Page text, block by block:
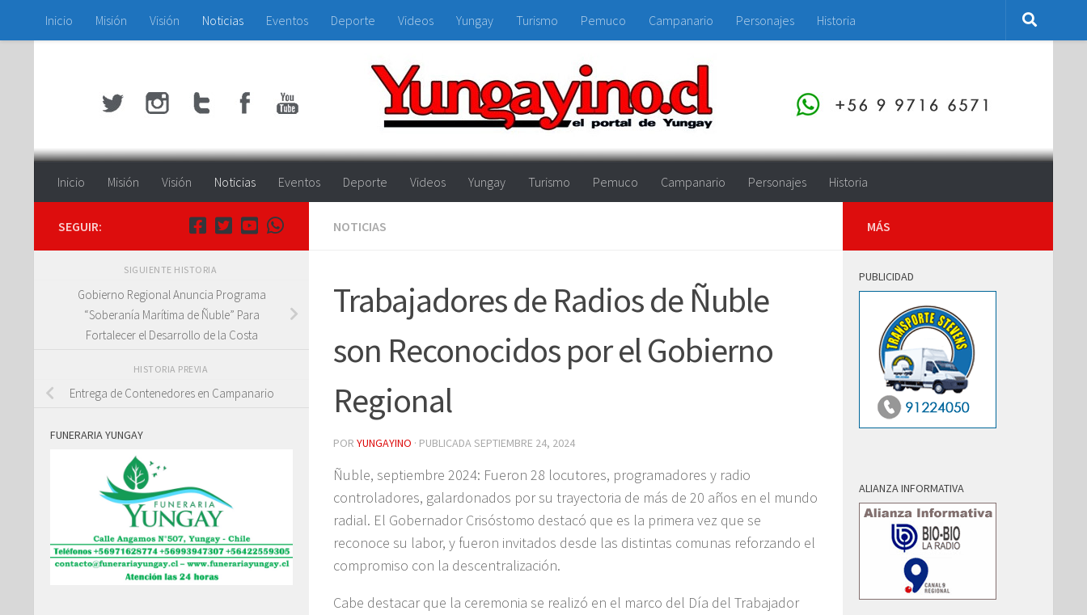
Saltar al contenido
Inicio Misión Visión Noticias Eventos Deporte Videos Yungay Turismo Pemuco Campanario Personajes Historia
Inicio Misión Visión Noticias Eventos Deporte Videos Yungay Turismo Pemuco Campanario Personajes Historia
NOTICIAS
Trabajadores de Radios de Ñuble
son Reconocidos por el Gobierno
Regional
POR YUNGAYINO · PUBLICADASEPTIEMBRE 24, 2024
Ñuble, septiembre 2024: Fueron 28 locutores, programadores y radio
controladores, galardonados por su trayectoria de más de 20 años en el mundo
radial. El Gobernador Crisóstomo destacó que es la primera vez que se
reconoce su labor, y fueron invitados desde las distintas comunas reforzando el
compromiso con la descentralización.
Cabe destacar que la ceremonia se realizó en el marco del Día del Trabajador
SEGUIR:
SIGUIENTE HISTORIA
Gobierno Regional Anuncia Programa
“Soberanía Marítima de Ñuble” Para
Fortalecer el Desarrollo de la Costa
HISTORIA PREVIA
Entrega de Contenedores en Campanario
FUNERARIA YUNGAY
MÁS
PUBLICIDAD
ALIANZA INFORMATIVA